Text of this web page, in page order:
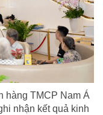
hàng TMCP Nam Á
nhận kết quả kinh